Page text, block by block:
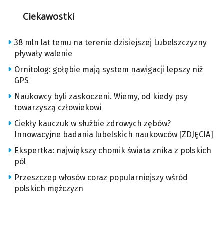
Ciekawostki
38 mln lat temu na terenie dzisiejszej Lubelszczyzny
pływały walenie
Ornitolog: gołębie mają system nawigacji lepszy niż
GPS
Naukowcy byli zaskoczeni. Wiemy, od kiedy psy
towarzyszą człowiekowi
Ciekły kauczuk w służbie zdrowych zębów?
Innowacyjne badania lubelskich naukowców [ZDJĘCIA]
Ekspertka: największy chomik świata znika z polskich
pól
Przeszczep włosów coraz popularniejszy wśród
polskich mężczyzn